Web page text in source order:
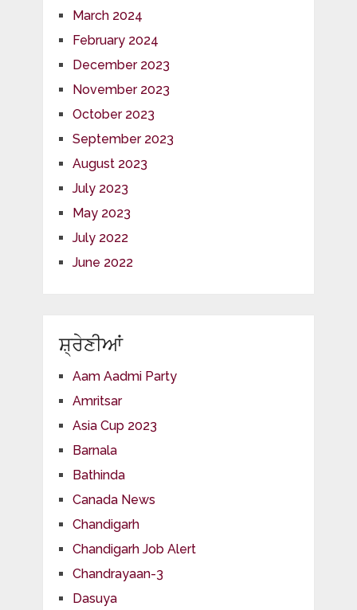
March 2024
February 2024
December 2023
November 2023
October 2023
September 2023
August 2023
July 2023
May 2023
July 2022
June 2022
ਸ਼੍ਰੇਣੀਆਂ
Aam Aadmi Party
Amritsar
Asia Cup 2023
Barnala
Bathinda
Canada News
Chandigarh
Chandigarh Job Alert
Chandrayaan-3
Dasuya